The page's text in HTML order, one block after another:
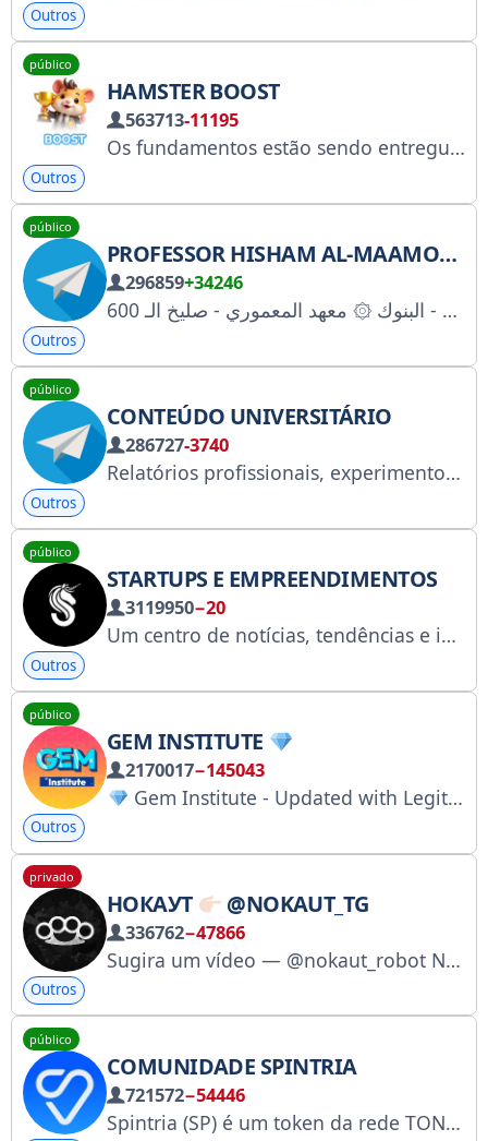
Outros
público
HAMSTER BOOST
563713-11195
Os fundamentos estão sendo entregues. A maior comunidade cripto de todos os tempos lança o blockchain mais rápido. Impulsione: @hamster_boost_io_bot X: https://x.com/hamsterboostio Temporada 2 Hamster @hamster_kombat_bot
Outros
público
PROFESSOR HISHAM AL-MAAMOURI
296859+34246
اماكن تدريس ۞ معهد قمة النجاح - المنصور ۞ معهد الريحاني 1,2 - زيونة ۞ معهد صرح البنوك - البنوك ۞ معهد المعموري - صليخ الـ 600
Outros
público
CONTEÚDO UNIVERSITÁRIO
286727-3740
Relatórios profissionais, experimentos práticos de laboratório, projetos de conclusão de curso e pesquisas, auxílio com dúvidas e trabalhos, ativação de aplicativos educacionais, programas e bots. Para mais informações e esclarecimentos, entre em contato com a administração: @Autocad8
Outros
público
STARTUPS E EMPREENDIMENTOS
3119950−20
Um centro de notícias, tendências e insights sobre startups, que abrange o ecossistema global para fundadores, investidores e inovadores. Comunidade: @startupdis Anuncie conosco: @strategy (esta é nossa única conta).
Outros
público
GEM INSTITUTE
2170017−145043
Gem Institute - Updated with Legit & Free Airdrops | Trending Crypto Narrative
Outros
privado
НОКАУТ @NOKAUT_TG
336762−47866
Sugira um vídeo — @nokaut_robot Nossos canais — @nokaut_tg Nós nos opomos à violência e à incitação ao ódio étnico. Todos os materiais são provenientes de fontes abertas. Para publicidade: @azzy_commerce Para outras dúvidas: @cayman_commerce × @lera_commerce
Outros
público
COMUNIDADE SPINTRIA
721572−54446
Spintria (SP) é um token da rede TON criado para acesso anônimo e rápido ao conteúdo do ecossistema adulto.